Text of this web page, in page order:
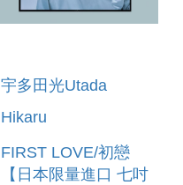
宇多田光Utada
Hikaru
FIRST LOVE/初戀
【日本限量進口 七吋